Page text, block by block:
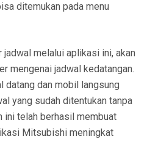
ditemukan pada menu
melalui aplikasi ini, akan
mengenai jadwal kedatangan.
datang dan mobil langsung
yang sudah ditentukan tanpa
ini telah berhasil membuat
Mitsubishi meningkat